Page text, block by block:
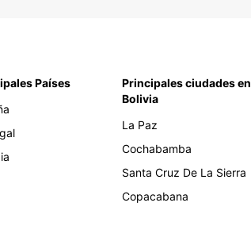
Países
Principales ciudades en
Bolivia
La Paz
Cochabamba
Santa Cruz De La Sierra
Copacabana